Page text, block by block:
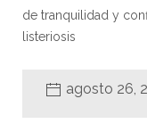
de tranquilidad y
listeriosis
agosto 26,